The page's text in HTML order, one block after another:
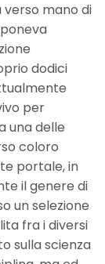
verso mano di
dodici
per
una delle
coloro
portale, in
il genere di
un selezione
fra i diversi
sulla scienza